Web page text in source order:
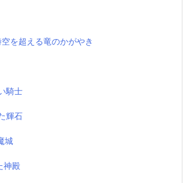
を超える竜のかがやき
騎士
輝石
城
神殿